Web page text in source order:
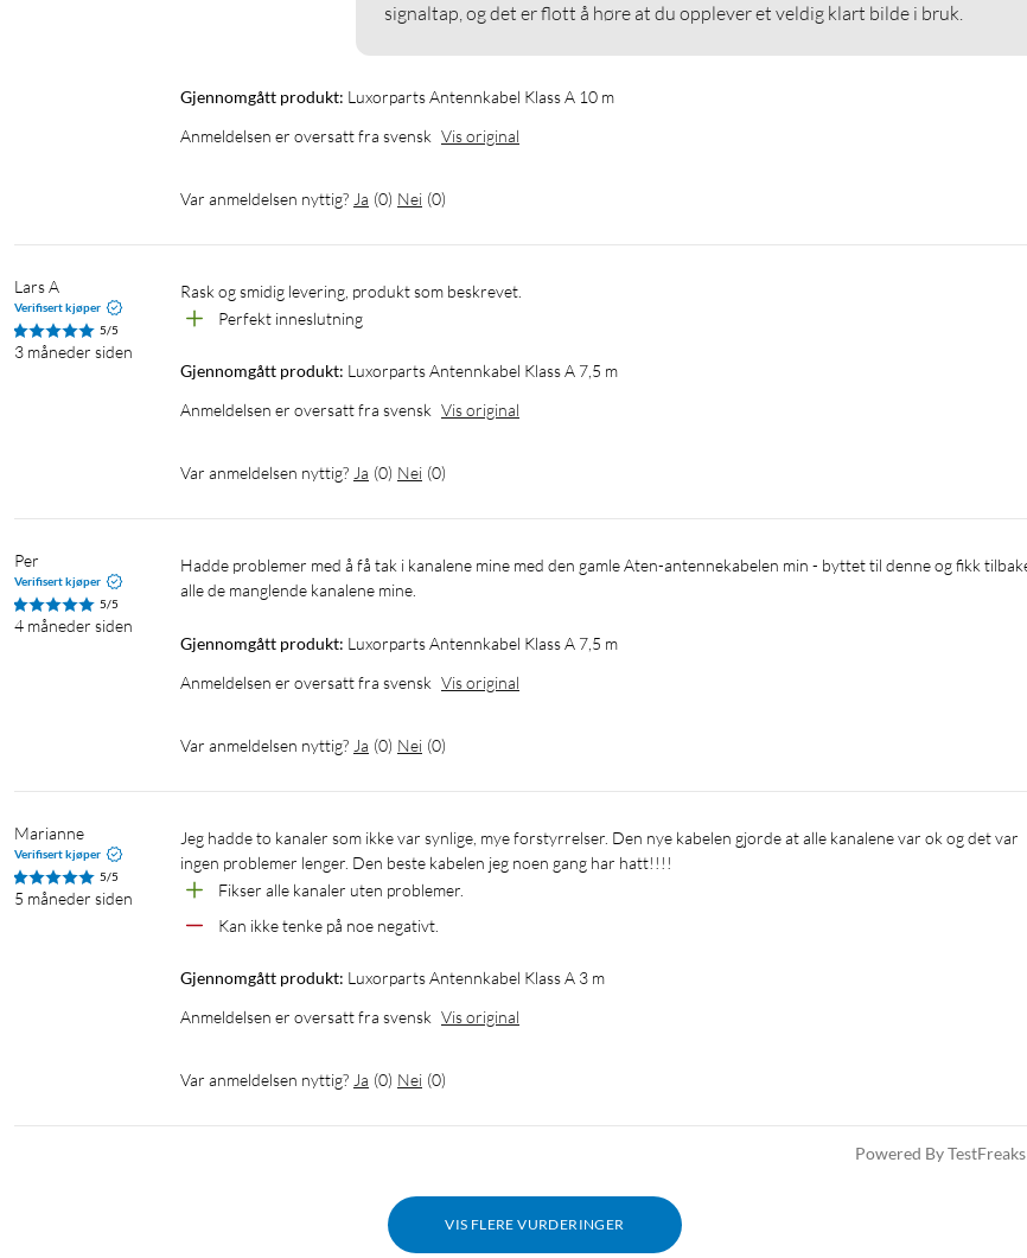
signaltap, og det er flott å høre at du opplever et veldig klart bilde i bruk.
Gjennomgått produkt: Luxorparts Antennkabel Klass A 10 m
Anmeldelsen er oversatt fra svensk Vis original
Var anmeldelsen nyttig? Ja (0) Nei (0)
Lars A
Verifisert kjøper
5/5
3 måneder siden
Rask og smidig levering, produkt som beskrevet.
Perfekt inneslutning
Gjennomgått produkt: Luxorparts Antennkabel Klass A 7,5 m
Anmeldelsen er oversatt fra svensk Vis original
Var anmeldelsen nyttig? Ja (0) Nei (0)
Per
Verifisert kjøper
5/5
4 måneder siden
Hadde problemer med å få tak i kanalene mine med den gamle Aten-antennekabelen min - byttet til denne og fikk tilbake
alle de manglende kanalene mine.
Gjennomgått produkt: Luxorparts Antennkabel Klass A 7,5 m
Anmeldelsen er oversatt fra svensk Vis original
Var anmeldelsen nyttig? Ja (0) Nei (0)
Marianne
Verifisert kjøper
5/5
5 måneder siden
Jeg hadde to kanaler som ikke var synlige, mye forstyrrelser. Den nye kabelen gjorde at alle kanalene var ok og det var
ingen problemer lenger. Den beste kabelen jeg noen gang har hatt!!!!
Fikser alle kanaler uten problemer.
Kan ikke tenke på noe negativt.
Gjennomgått produkt: Luxorparts Antennkabel Klass A 3 m
Anmeldelsen er oversatt fra svensk Vis original
Var anmeldelsen nyttig? Ja (0) Nei (0)
Powered By TestFreaks
VIS FLERE VURDERINGER